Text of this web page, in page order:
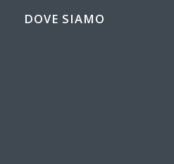
DOVE SIAMO